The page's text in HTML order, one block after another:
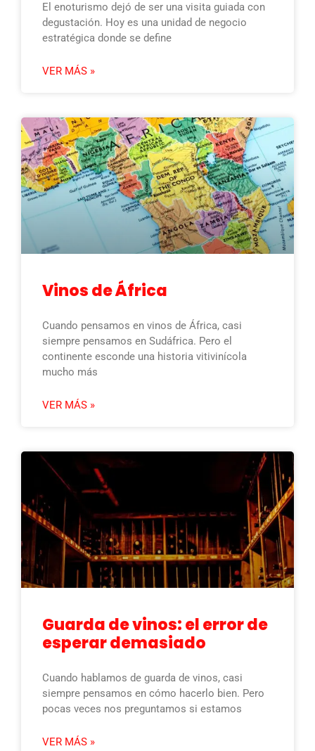
El enoturismo dejó de ser una visita guiada con
degustación. Hoy es una unidad de negocio
estratégica donde se define
VER MÁS »
Vinos de África
Cuando pensamos en vinos de África, casi
siempre pensamos en Sudáfrica. Pero el
continente esconde una historia vitivinícola
mucho más
VER MÁS »
Guarda de vinos: el error de
esperar demasiado
Cuando hablamos de guarda de vinos, casi
siempre pensamos en cómo hacerlo bien. Pero
pocas veces nos preguntamos si estamos
VER MÁS »